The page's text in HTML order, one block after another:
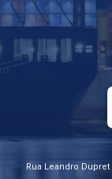
Rua Leandro